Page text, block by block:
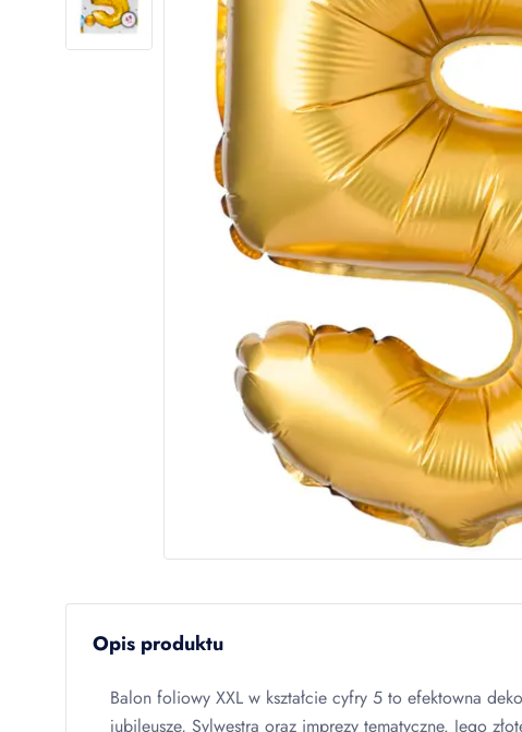
Opis produktu
Balon foliowy XXL w kształcie cyfry 5 to efektowna
jubileusze, Sylwestra oraz imprezy tematyczne. Jego